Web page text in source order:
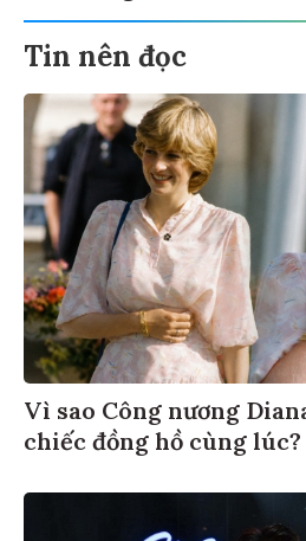
Tin nên đọc
Vì sao Công nương
chiếc đồng hồ cùng lúc?